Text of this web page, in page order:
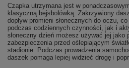
Czapka utrzymana jest w
klasyczną bejsbolówką. Zakrzywiony
dopływ promieni słonecznych do oczu,
podczas codziennych czynności, jak i
słoneczny dzień możesz używać jej jako
zabezpieczenia przed oślepiającym
stadionie. Podczas prowadzenia
daszek pomaga lepiej widzieć drogę i